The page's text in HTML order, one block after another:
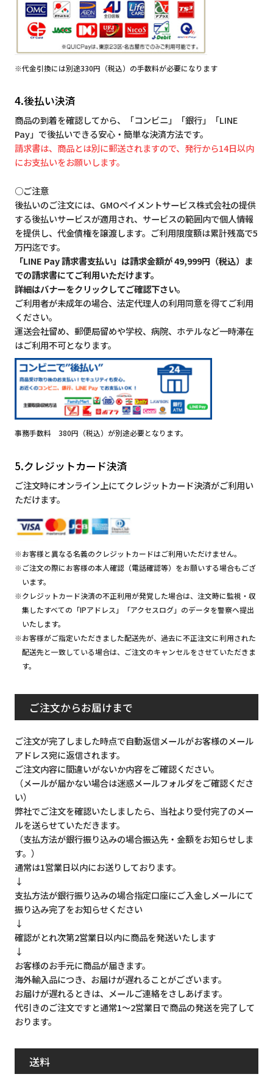
※代金引換には別途330円（税込）の手数料が必要になります
4.後払い決済
商品の到着を確認してから、「コンビニ」「銀行」「LINE
Pay」で後払いできる安心・簡単な決済方法です。
請求書は、商品とは別に郵送されますので、発行から14日以内
にお支払いをお願いします。
○ご注意
後払いのご注文には、GMOペイメントサービス株式会社の提供
する後払いサービスが適用され、サービスの範囲内で個人情報
を提供し、代金債権を譲渡します。ご利用限度額は累計残高で5
万円迄です。
「LINE Pay 請求書支払い」は請求金額が 49,999円（税込）ま
での請求書にてご利用いただけます。
詳細はバナーをクリックしてご確認下さい。
ご利用者が未成年の場合、法定代理人の利用同意を得てご利用
ください。
運送会社留め、郵便局留めや学校、病院、ホテルなど一時滞在
はご利用不可となります。
事務手数料 380円（税込）が別途必要となります。
5.クレジットカード決済
ご注文時にオンライン上にてクレジットカード決済がご利用い
ただけます。
※お客様と異なる名義のクレジットカードはご利用いただけません。
※ご注文の際にお客様の本人確認（電話確認等）をお願いする場合もござ
います。
※クレジットカード決済の不正利用が発覚した場合は、注文時に監視・収
集したすべての「IPアドレス」「アクセスログ」のデータを警察へ提出
いたします。
※お客様がご指定いただきました配送先が、過去に不正注文に利用された
配送先と一致している場合は、ご注文のキャンセルをさせていただきま
す。
ご注文からお届けまで
ご注文が完了しました時点で自動返信メールがお客様のメール
アドレス宛に返信されます。
ご注文内容に間違いがないか内容をご確認ください。
（メールが届かない場合は迷惑メールフォルダをご確認くださ
い）
弊社でご注文を確認いたしましたら、当社より受付完了のメー
ルを送らせていただきます。
（支払方法が銀行振り込みの場合振込先・金額をお知らせしま
す。）
通常は1営業日以内にお送りしております。
↓
支払方法が銀行振り込みの場合指定口座にご入金しメールにて
振り込み完了をお知らせください
↓
確認がとれ次第2営業日以内に商品を発送いたします
↓
お客様のお手元に商品が届きます。
海外輸入品につき、お届けが遅れることがございます。
お届けが遅れるときは、メールご連絡をさしあげます。
代引きのご注文ですと通常1～2営業日で商品の発送を完了して
おります。
送料